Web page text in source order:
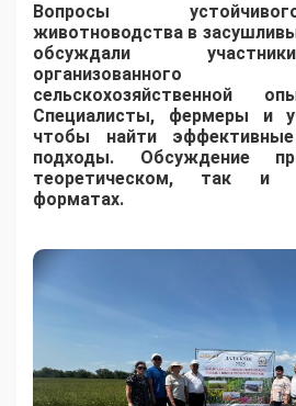
Вопросы
животноводства в
обсуждали
сельскохозяйственной
Специалисты, фермеры и
чтобы найти эффективные
подходы. Обсуждение
теоретическом, так и
форматах.